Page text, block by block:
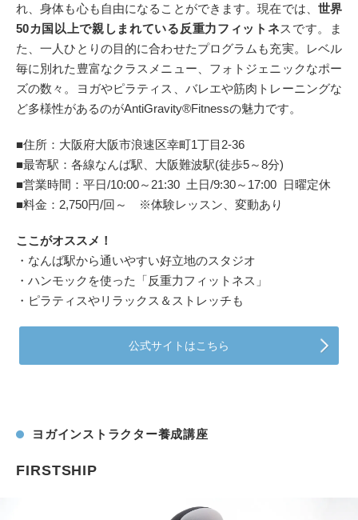
れ、身体も心も自由になることができます。現在では、 世界
50カ国以上で親しまれている反重力フィットネスです。ま
た、一人ひとりの目的に合わせたプログラムも充実。レベル
毎に別れた豊富なクラスメニュー、フォトジェニックなポー
ズの数々。ヨガやピラティス、バレエや筋肉トレーニングな
ど多様性があるのがAntiGravity®Fitnessの魅力です。
■住所：大阪府大阪市浪速区幸町1丁目2-36
■最寄駅：各線なんば駅、大阪難波駅(徒歩5～8分)
■営業時間：平日/10:00～21:30 土日/9:30～17:00 日曜定休
■料金：2,750円/回～ ※体験レッスン、変動あり
ここがオススメ！
・なんば駅から通いやすい好立地のスタジオ
・ハンモックを使った「反重力フィットネス」
・ピラティスやリラックス＆ストレッチも
公式サイトはこちら
ヨガインストラクター養成講座
FIRSTSHIP